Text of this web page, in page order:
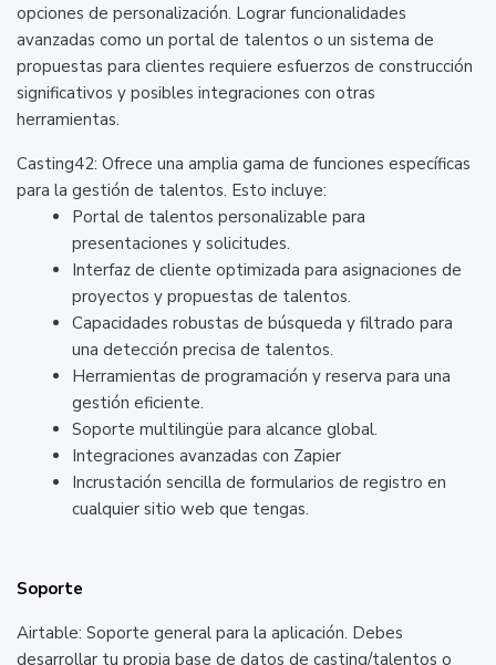
opciones de personalización. Lograr funcionalidades
avanzadas como un portal de talentos o un sistema de
propuestas para clientes requiere esfuerzos de construcción
significativos y posibles integraciones con otras
herramientas.
Casting42: Ofrece una amplia gama de funciones específicas
para la gestión de talentos. Esto incluye:
Portal de talentos personalizable para
presentaciones y solicitudes.
Interfaz de cliente optimizada para asignaciones de
proyectos y propuestas de talentos.
Capacidades robustas de búsqueda y filtrado para
una detección precisa de talentos.
Herramientas de programación y reserva para una
gestión eficiente.
Soporte multilingüe para alcance global.
Integraciones avanzadas con Zapier
Incrustación sencilla de formularios de registro en
cualquier sitio web que tengas.
Soporte
Airtable: Soporte general para la aplicación. Debes
desarrollar tu propia base de datos de casting/talentos o